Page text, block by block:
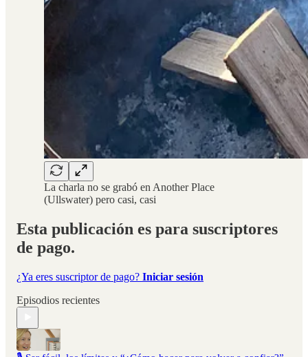
La charla no se grabó en Another Place
(Ullswater) pero casi, casi
Esta publicación es para suscriptores
de pago.
¿Ya eres suscriptor de pago? Iniciar sesión
Episodios recientes